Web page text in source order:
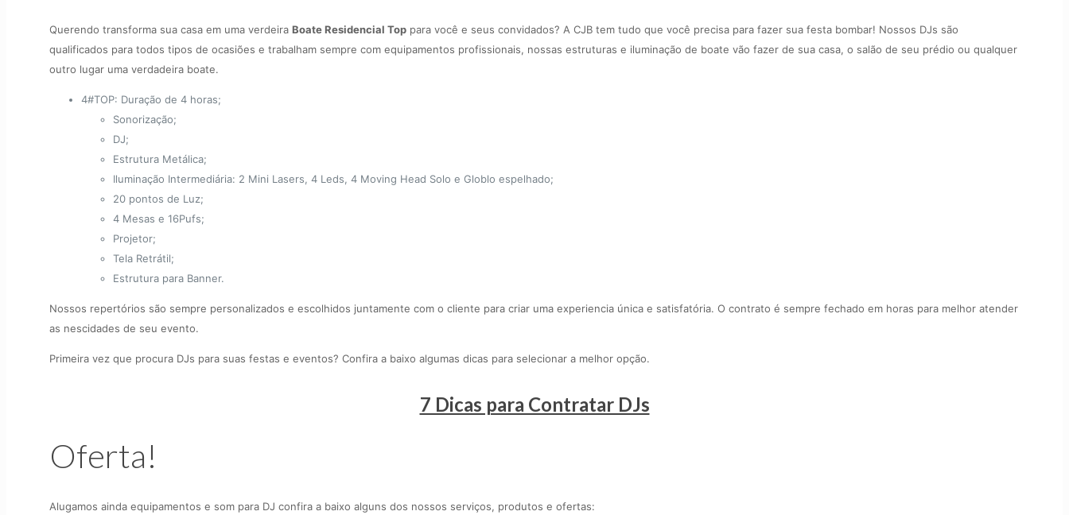
Querendo transforma sua casa em uma verdeira Boate Residencial Toppara você e seus convidados? A CJB tem tudo que você precisa para fazer sua festa bombar! Nossos DJs são
qualificados para todos tipos de ocasiões e trabalham sempre com equipamentos profissionais, nossas estruturas e iluminação de boate vão fazer de sua casa, o salão de seu prédio ou qualquer
outro lugar uma verdadeira boate.
4#TOP: Duração de 4 horas;
Sonorização;
DJ;
Estrutura Metálica;
Iluminação Intermediária: 2 Mini Lasers, 4 Leds, 4 Moving Head Solo e Globlo espelhado;
20 pontos de Luz;
4 Mesas e 16Pufs;
Projetor;
Tela Retrátil;
Estrutura para Banner.
Nossos repertórios são sempre personalizados e escolhidos juntamente com o cliente para criar uma experiencia única e satisfatória. O contrato é sempre fechado em horas para melhor atender
as nescidades de seu evento.
Primeira vez que procura DJs para suas festas e eventos? Confira a baixo algumas dicas para selecionar a melhor opção.
7 Dicas para Contratar DJs
Oferta!
Alugamos ainda equipamentos e som para DJ confira a baixo alguns dos nossos serviços, produtos e ofertas: